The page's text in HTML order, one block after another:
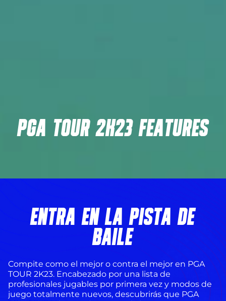
PGA TOUR 2K23 FEATURES
ENTRA EN LA PISTA DE
BAILE
Compite como el mejor o contra el mejor en PGA
TOUR 2K23. Encabezado por una lista de
profesionales jugables por primera vez y modos de
juego totalmente nuevos, descubrirás que PGA